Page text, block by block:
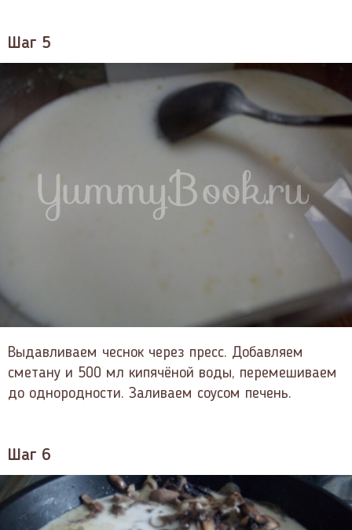
Шаг 5
Выдавливаем чеснок через пресс. Добавляем
сметану и 500 мл кипячёной воды, перемешиваем
до однородности. Заливаем соусом печень.
Шаг 6